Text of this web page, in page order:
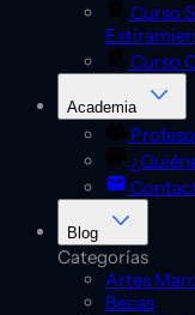
Curso
Curso
Academia
Blog
Categorías
Artes
Becas